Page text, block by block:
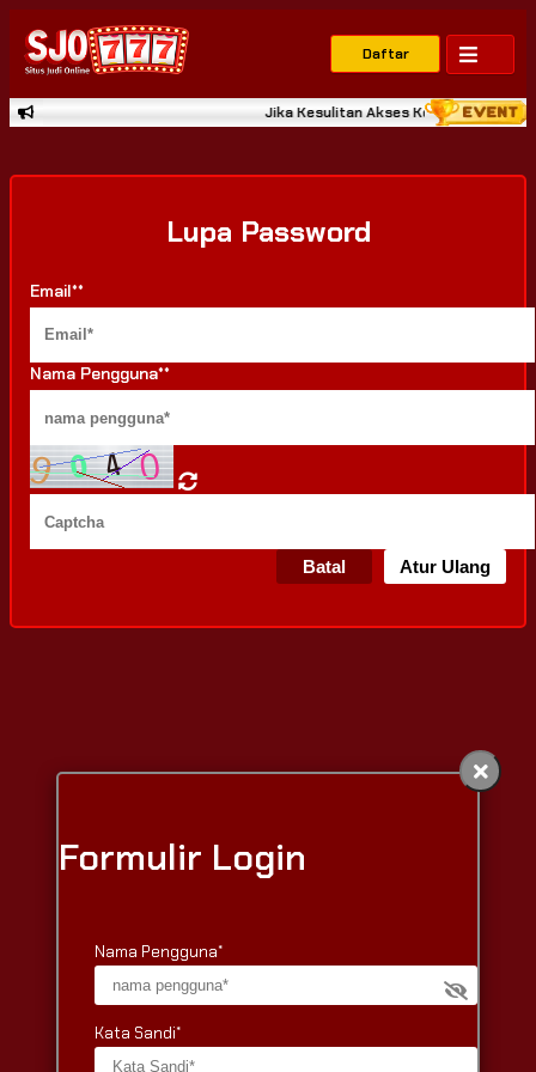
Daftar
Jika Kesulitan Akses Ke Link Kami
Lupa Password
Email**
Nama Pengguna**
Batal Atur Ulang
Formulir Login
Nama Pengguna*
Kata Sandi*